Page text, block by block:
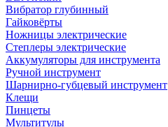
Вибратор глубинный
Гайковёрты
Ножницы электрические
Степлеры электрические
Аккумуляторы для инструмента
Ручной инструмент
Шарнирно-губцевый инструмент
Клещи
Пинцеты
Мультитулы